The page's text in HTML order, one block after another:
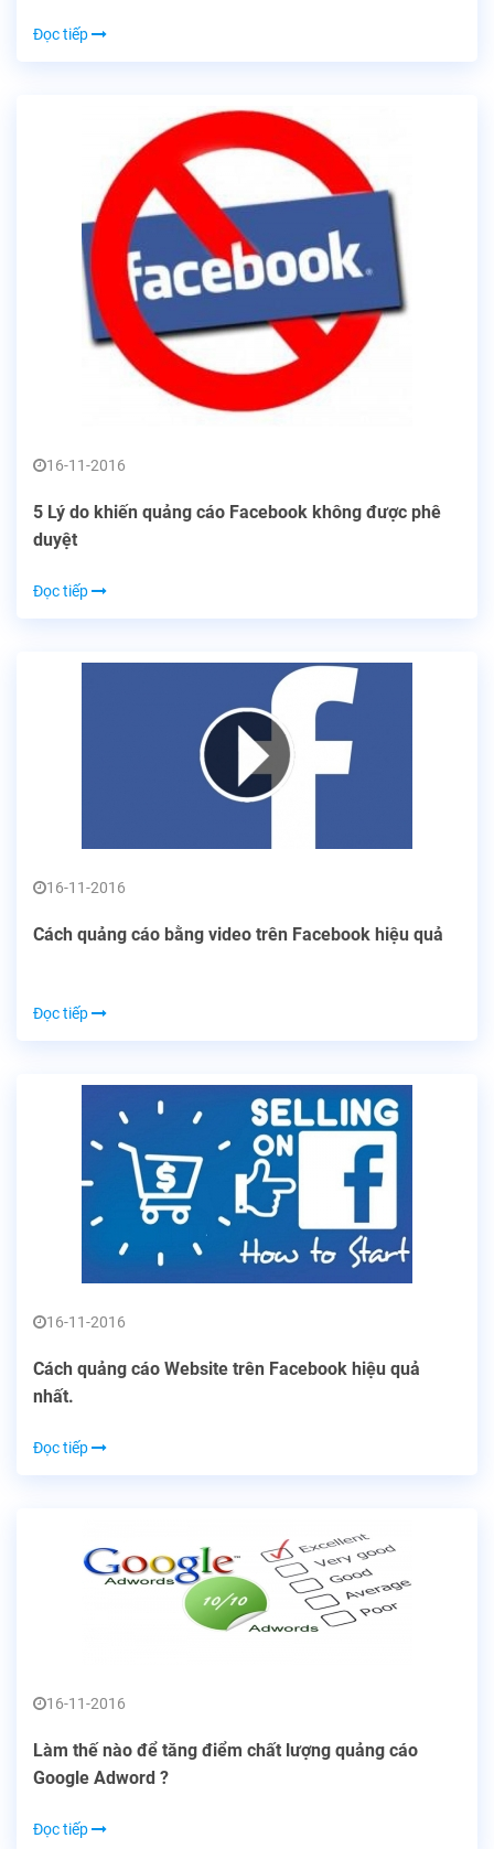
Đọc tiếp
16-11-2016
5 Lý do khiến quảng cáo Facebook không được phê
duyệt
Đọc tiếp
16-11-2016
Cách quảng cáo bằng video trên Facebook hiệu quả
Đọc tiếp
16-11-2016
Cách quảng cáo Website trên Facebook hiệu quả
nhất.
Đọc tiếp
16-11-2016
Làm thế nào để tăng điểm chất lượng quảng cáo
Google Adword ?
Đọc tiếp